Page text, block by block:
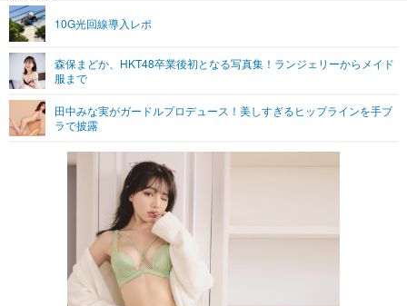
グラビア
ショッピング その他
ライフTOP
その他
リリース一覧
プッシュ通知の停止方法
10G光回線導入レポ
森保まどか、HKT48卒業後初となる写真集！ランジェリーからメイド
服まで
田中みな実がガードルプロデュース！美しすぎるヒップラインを手ブ
ラで披露